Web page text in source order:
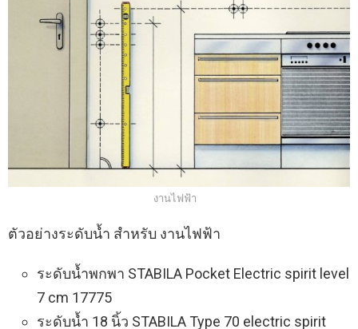
งานไฟฟ้า
ตัวอย่างระดับน้ำ สำหรับ งานไฟฟ้า
ระดับน้ำพกพา STABILA Pocket Electric spirit level
7 cm 17775
ระดับน้ำ 18 นิ้ว STABILA Type 70 electric spirit